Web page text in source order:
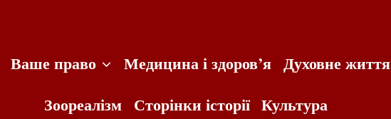
Ваше право Медицина і здоров’я Духовне життя
Зоореалізм Сторінки історії Культура